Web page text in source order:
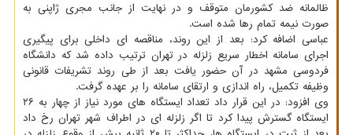
ظالمانه ضد کشورمان متوقف و در نهایت از جانب مجری ژاپنی به
صورت نیمه تمام رها شده است.
عباسی اضافه کرد: بعد از این روند، مناقصه ای داخلی برای پیگیری
اجرای سامانه اخطار سریع زلزله در تهران ترتیب داده شد که دانشگاه
فردوسی مشهد در آن حضور یافت بعد از طی روند تشریفات قانونی
وظیفه تکمیل، راه اندازی و ارتقای سامانه را بر عهده گرفت.
وی افزود: در این قرار داد تعداد ایستگاه های مورد نیاز از چهار به ۲۶
ایستگاه گسترش پیدا کرد تا اگر زلزله ای در اطراف شهر تهران رخ داد